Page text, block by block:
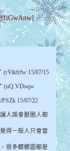
(rVikfrfw 15/07/15
(uQ.VDoqw
15/07/22
人誤會獸圈人都
得ㄧ般人只會當
很多髒髒圖都是